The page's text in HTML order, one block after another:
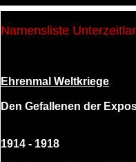
Namensliste
Ehrenmal Weltkriege
Den Gefallenen der
1914 - 1918